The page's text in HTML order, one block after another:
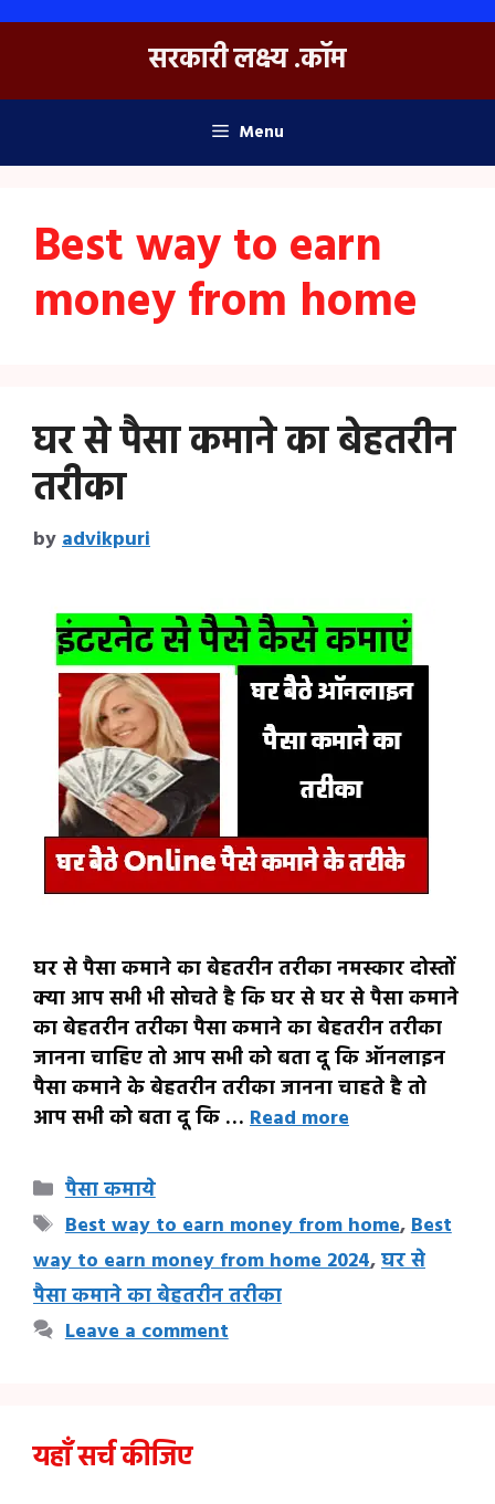
Skip
सरकारी लक्ष्य .कॉम
Menu
Best way to earn
money from home
घर से पैसा कमाने का बेहतरीन
तरीका
byadvikpuri
घर से पैसा कमाने का बेहतरीन तरीका नमस्कार दोस्तों
क्या आप सभी भी सोचते है कि घर से घर से पैसा कमाने
का बेहतरीन तरीका पैसा कमाने का बेहतरीन तरीका
जानना चाहिए तो आप सभी को बता दू कि ऑनलाइन
पैसा कमाने के बेहतरीन तरीका जानना चाहते है तो
आप सभी को बता दू कि … Read more
Categories
पैसा कमाये
Tags
Best way to earn money from home,Best
way to earn money from home 2024,घर से
पैसा कमाने का बेहतरीन तरीका
Leave a comment
यहाँ सर्च कीजिए